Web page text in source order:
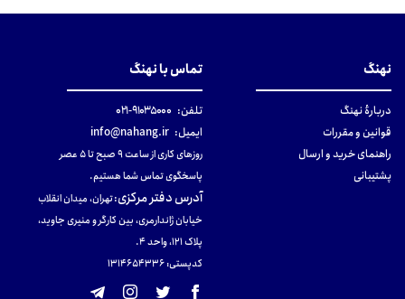
نهنگ
دربارهٔ نهنگ
قوانین و مقررات
راهنمای خرید و ارسال
پشتیبانی
تماس با نهنگ
تلفن: ۹۱۰۳۵۰۰۰-۰۲۱
ایمیل: info@nahang.ir
روزهای کاری از ساعت ۹ صبح تا ۵ عصر
پاسخگوی تماس شما هستیم.
آدرس دفتر مرکزی:تهران، میدان انقلاب
خیابان ژاندارمری، بین کارگر و منیری جاوید،
پلاک 121، واحد ۴.
کدپستی: 131465433۶